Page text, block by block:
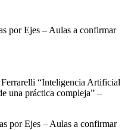
por Ejes – Aulas a confirmar
“Inteligencia Artificial
una práctica compleja” –
por Ejes – Aulas a confirmar